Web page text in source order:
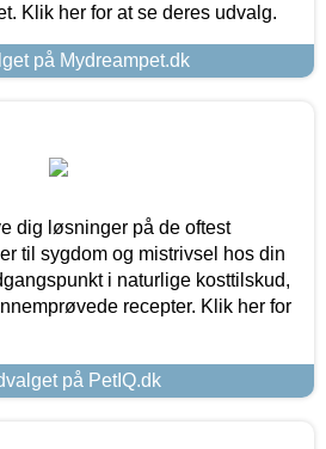
Klik her for at se deres udvalg.
på Mydreampet.dk
dig løsninger på de oftest
til sygdom og mistrivsel hos din
i naturlige kosttilskud,
recepter. Klik her for
på PetIQ.dk